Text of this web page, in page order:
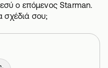
εσύ ο επόμενος Starman.
σχέδιά σου;